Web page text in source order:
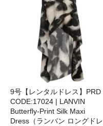
9号【レンタルドレス】PRD
CODE:17024 | LANVIN
Butterfly-Print Silk Maxi
Dress（ランバン ロングドレ